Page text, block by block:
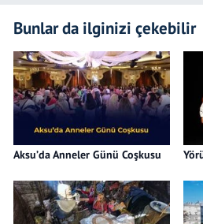
Bunlar da ilginizi çekebilir
Aksu’da Anneler Günü Coşkusu